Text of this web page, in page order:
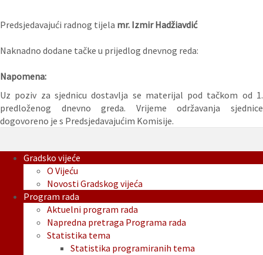
Predsjedavajući radnog tijela mr. Izmir Hadžiavdić
Naknadno dodane tačke u prijedlog dnevnog reda:
Napomena:
Uz poziv za sjednicu dostavlja se materijal pod tačkom od 1.
predloženog dnevno greda. Vrijeme održavanja sjednice
dogovoreno je s Predsjedavajućim Komisije.
Gradsko vijeće
O Vijeću
Novosti Gradskog vijeća
Program rada
Aktuelni program rada
Napredna pretraga Programa rada
Statistika tema
Statistika programiranih tema